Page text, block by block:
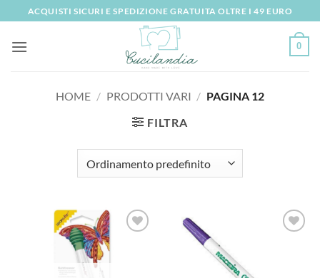
ai
contenuti
ACQUISTI SICURI E SPEDIZIONE GRATUITA OLTRE I 49 EURO
0
HOME / PRODOTTI VARI / PAGINA 12
FILTRA